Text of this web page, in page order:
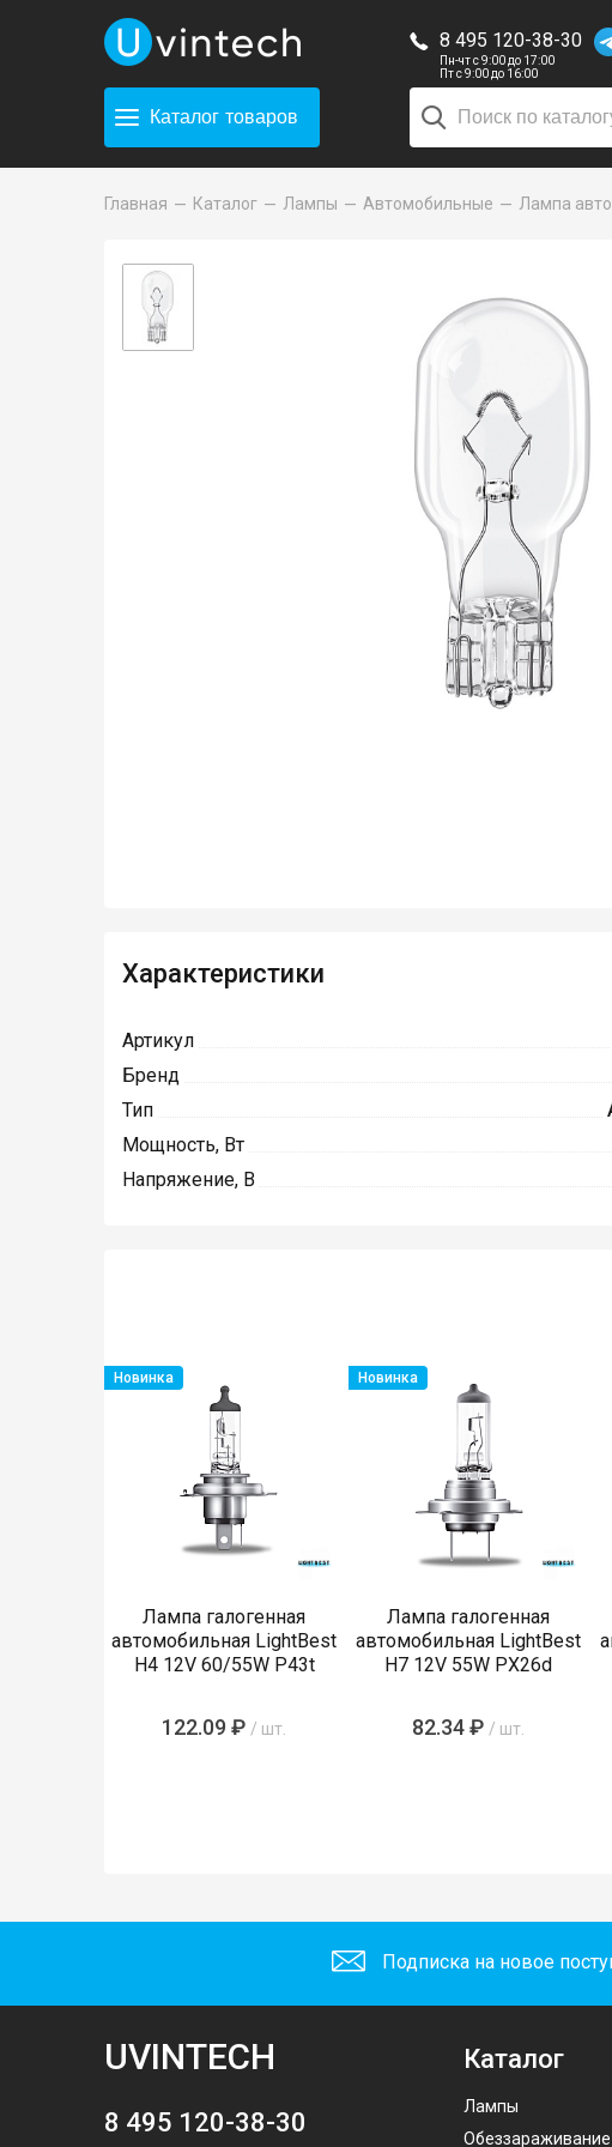
8 495 120-38-30
Пн-чт с 9:00 до 17:00
Пт с 9:00 до 16:00
Каталог товаров
Главная Каталог Лампы Автомобильные Лампа
Характеристики
Артикул
Бренд
Тип
Мощность, Вт
Напряжение, В
Новинка
Лампа галогенная
автомобильная LightBest
H4 12V 60/55W P43t
122.09 ₽ / шт.
Новинка
Лампа галогенная
автомобильная LightBest
H7 12V 55W PX26d
82.34 ₽ / шт.
Подписка на новое
UVINTECH
8 495 120-38-30
Каталог
Лампы
Обеззараживание